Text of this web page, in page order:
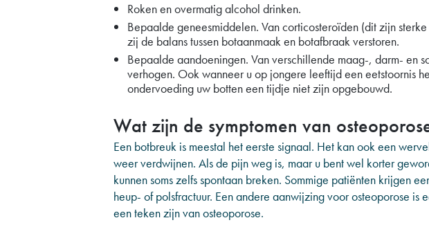
Roken en overmatig alcohol drinken.
Bepaalde geneesmiddelen. Van corticosteroïden (dit zijn
zij de balans tussen botaanmaak en botafbraak verstoren.
Bepaalde aandoeningen. Van verschillende maag-, darm- en
verhogen. Ook wanneer u op jongere leeftijd een eetstoornis
ondervoeding uw botten een tijdje niet zijn opgebouwd.
Wat zijn de symptomen van
Een botbreuk is meestal het eerste signaal. Het kan ook een
weer verdwijnen. Als de pijn weg is, maar u bent wel korter
kunnen soms zelfs spontaan breken. Sommige patiënten krijgen
heup- of polsfractuur. Een andere aanwijzing voor osteoporose
een teken zijn van osteoporose.